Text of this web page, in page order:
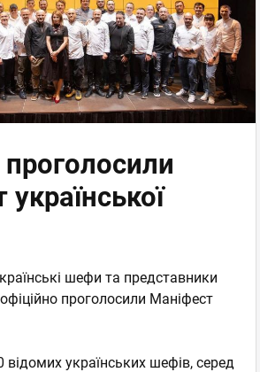
проголосили
шефи та представники
проголосили Маніфест
відомих українських шефів, серед